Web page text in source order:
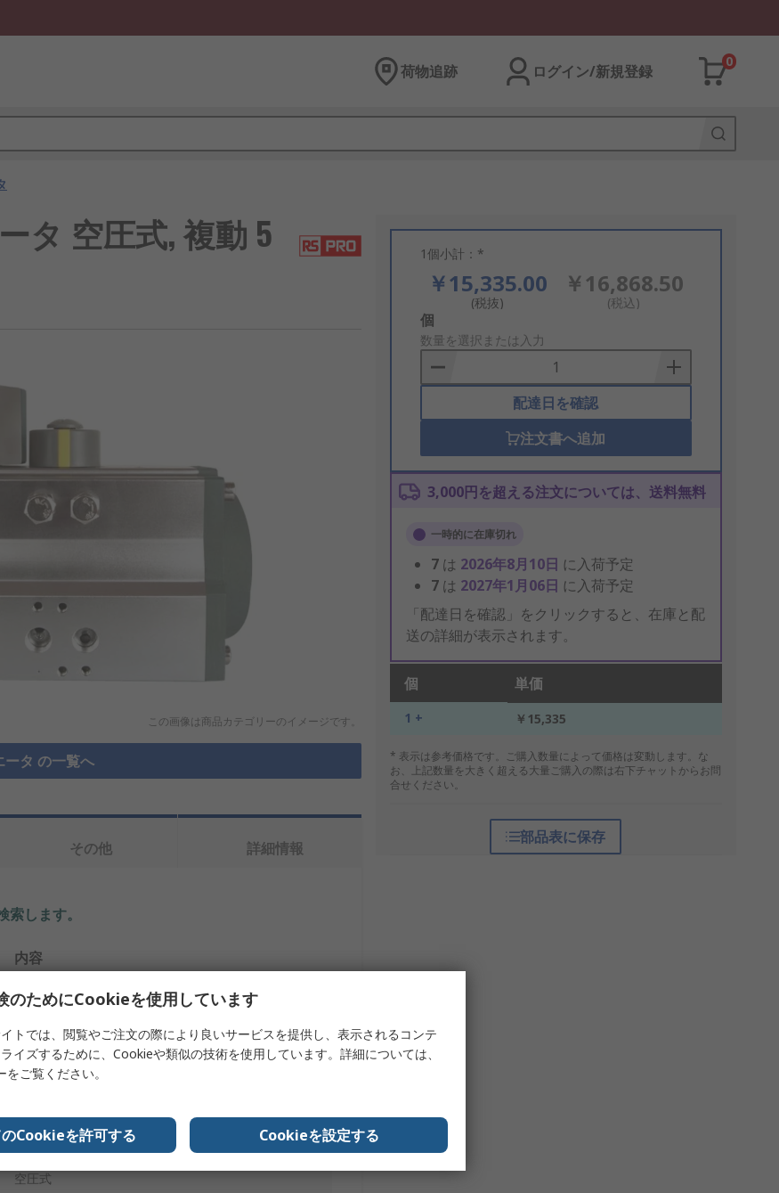
荷物追跡 ログイン/新規登録
0
タ 空圧式, 複動 5
この画像は商品カテゴリーのイメージです。
タ の一覧へ
1個小計：*
￥15,335.00
(税抜)
￥16,868.50
(税込)
Add
to
Basket
個
数量を選択または入力
配達日を確認
注文書へ追加
3,000円を超える注文については、送料無料
一時的に在庫切れ
7 は 2026年8月10日 に入荷予定
7 は 2027年1月06日 に入荷予定
「配達日を確認」をクリックすると、在庫と配
送の詳細が表示されます。
個 単価
1 + ￥15,335
* 表示は参考価格です。ご購入数量によって価格は変動します。な
お、上記数量を大きく超える大量ご購入の際は右下チャットからお問
合せください。
部品表に保存
その他 詳細情報
します。
内容
RS PRO
5
バルブアクチュエータ
0.6s
空圧式
のためにCookieを使用しています
トでは、閲覧やご注文の際により良いサービスを提供し、表示されるコンテ
イズするために、Cookieや類似の技術を使用しています。詳細については、
をご覧ください。
Cookieを許可する Cookieを設定する